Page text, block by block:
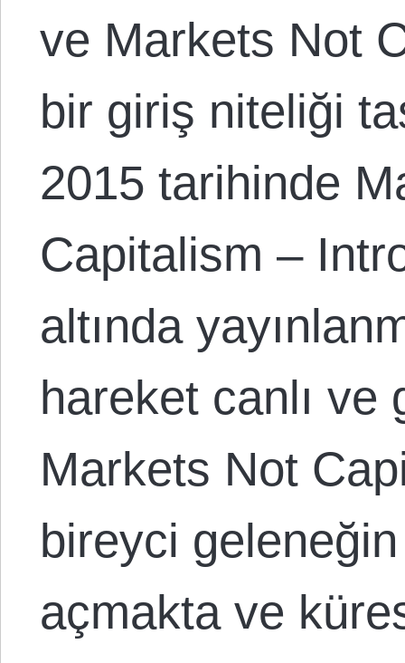
ve Markets Not
bir giriş niteliği
2015 tarihinde
Capitalism –
altında
hareket canlı ve
Markets Not
bireyci
açmakta ve